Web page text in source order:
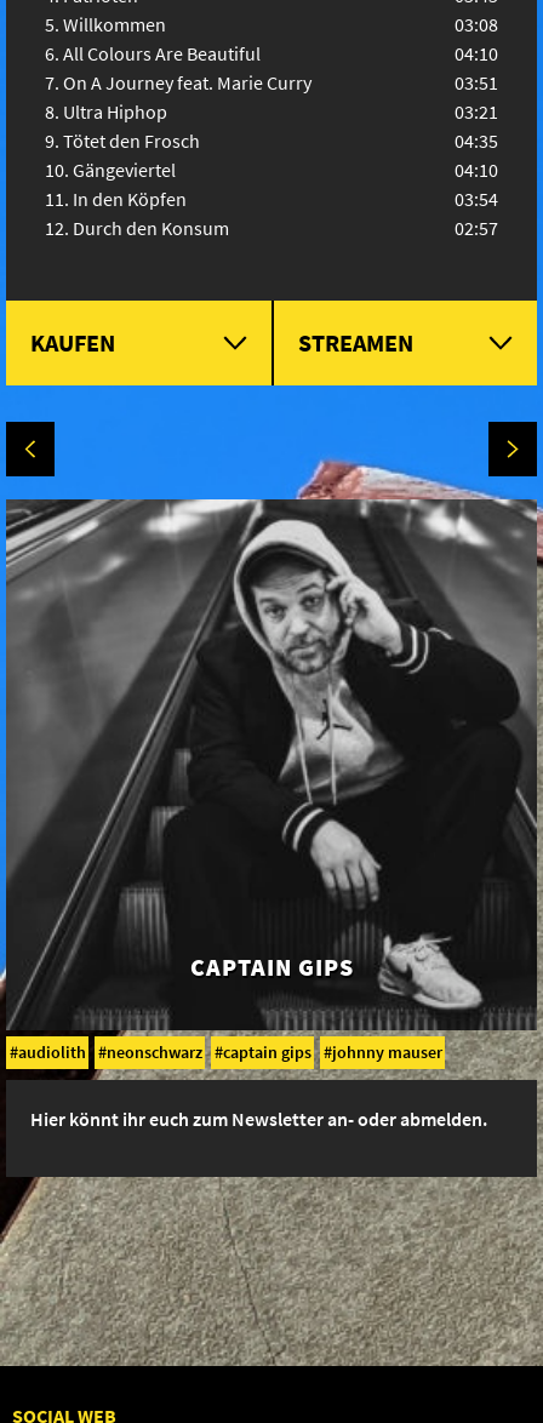
Willkommen
03:08
All Colours Are Beautiful
04:10
On A Journey feat. Marie Curry
03:51
Ultra Hiphop
03:21
Tötet den Frosch
04:35
Gängeviertel
04:10
In den Köpfen
03:54
Durch den Konsum
02:57
KAUFEN STREAMEN
CAPTAIN GIPS
audiolith neonschwarz captain gips johnny mauser
Hier könnt ihr euch zum Newsletter an- oder abmelden.
SOCIAL WEB